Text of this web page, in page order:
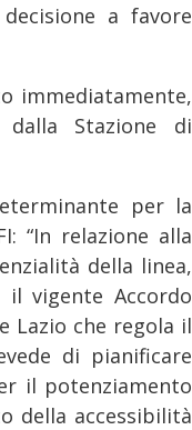
a favore
immediatamente,
Stazione di
per la
“In relazione alla
della linea,
vigente Accordo
Lazio che regola il
di pianificare
il potenziamento
della accessibilità